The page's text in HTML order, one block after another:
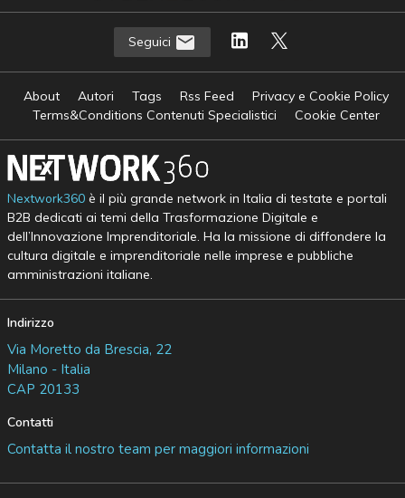
Seguici
About Autori Tags Rss Feed
Privacy e Cookie Policy
Terms&Conditions Contenuti Specialistici
Cookie Center
Nextwork360è il più grande network in Italia di testate e portali
B2B dedicati ai temi della Trasformazione Digitale e
dell’Innovazione Imprenditoriale. Ha la missione di diffondere la
cultura digitale e imprenditoriale nelle imprese e pubbliche
amministrazioni italiane.
Indirizzo
Via Moretto da Brescia, 22
Milano - Italia
CAP 20133
Contatti
Contatta il nostro team per maggiori informazioni